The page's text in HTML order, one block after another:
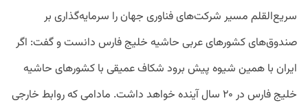
سریع‌القلم مسیر شرکت‌های فناوری جهان را سرمایه‌گذاری بر
صندوق‌های کشورهای عربی حاشیه خلیج فارس دانست و گفت: اگر
ایران با همین شیوه پیش برود شکاف عمیقی با کشورهای حاشیه
خلیج فارس در ۲۰ سال آینده خواهد داشت. مادامی که روابط خارجی